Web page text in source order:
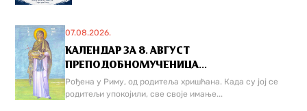
07.08.2026.
КАЛЕНДАР ЗА 8. АВГУСТ
ПРЕПОДОБНОМУЧЕНИЦА...
Рођена у Риму, од родитеља хришћана. Када су јој се
родитељи упокојили, све своје имање...